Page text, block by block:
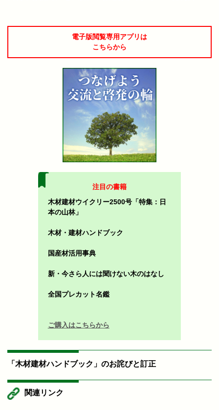
電子版閲覧専用アプリは
こちらから
注目の書籍
木材建材ウイクリー2500号「特集：日
本の山林」
木材・建材ハンドブック
国産材活用事典
新・今さら人には聞けない木のはなし
全国プレカット名鑑
ご購入はこちらから
「木材建材ハンドブック」のお詫びと訂正
関連リンク